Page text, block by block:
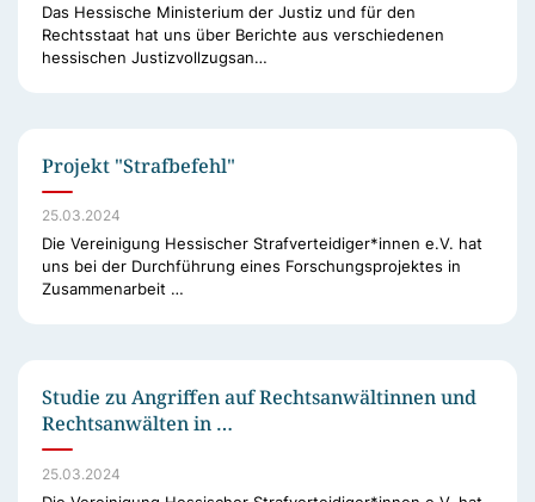
Das Hessische Ministerium der Justiz und für den
Rechtsstaat hat uns über Berichte aus verschiedenen
hessischen Justizvollzugsan…
Projekt "Strafbefehl"
25.03.2024
Die Vereinigung Hessischer Strafverteidiger*innen e.V. hat
uns bei der Durchführung eines Forschungsprojektes in
Zusammenarbeit …
Studie zu Angriffen auf Rechtsanwältinnen und
Rechtsanwälten in …
25.03.2024